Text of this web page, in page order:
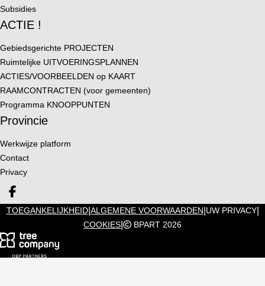
Subsidies
ACTIE !
Gebiedsgerichte PROJECTEN
Ruimtelijke UITVOERINGSPLANNEN
ACTIES/VOORBEELDEN op KAART
RAAMCONTRACTEN (voor gemeenten)
Programma KNOOPPUNTEN
Provincie
Werkwijze platform
Contact
Privacy
Deel op facebook
TOEGANKELIJKHEID| ALGEMENE VOORWAARDEN UW PRIVACY|
COOKIES | BPART 2026